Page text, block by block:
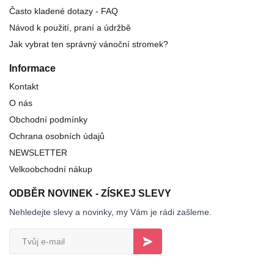
Často kladené dotazy - FAQ
Návod k použití, praní a údržbě
Jak vybrat ten správný vánoční stromek?
Informace
Kontakt
O nás
Obchodní podmínky
Ochrana osobních údajů
NEWSLETTER
Velkoobchodní nákup
ODBĚR NOVINEK - ZÍSKEJ SLEVY
Nehledejte slevy a novinky, my Vám je rádi zašleme.